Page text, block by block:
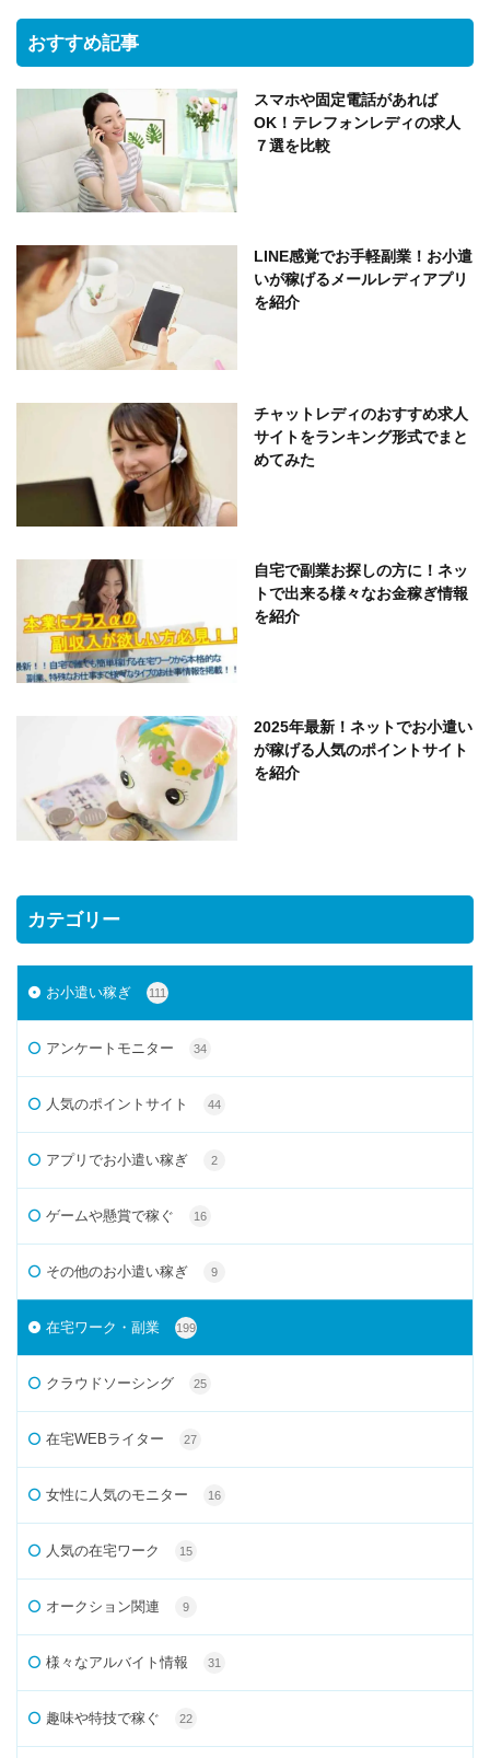
おすすめ記事
スマホや固定電話があれば
OK！テレフォンレディの求人
７選を比較
LINE感覚でお手軽副業！お小遣
いが稼げるメールレディアプリ
を紹介
チャットレディのおすすめ求人
サイトをランキング形式でまと
めてみた
自宅で副業お探しの方に！ネッ
トで出来る様々なお金稼ぎ情報
を紹介
2025年最新！ネットでお小遣い
が稼げる人気のポイントサイト
を紹介
カテゴリー
お小遣い稼ぎ 111
アンケートモニター 34
人気のポイントサイト 44
アプリでお小遣い稼ぎ 2
ゲームや懸賞で稼ぐ 16
その他のお小遣い稼ぎ 9
在宅ワーク・副業 199
クラウドソーシング 25
在宅WEBライター 27
女性に人気のモニター 16
人気の在宅ワーク 15
オークション関連 9
様々なアルバイト情報 31
趣味や特技で稼ぐ 22